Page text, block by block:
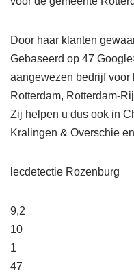
Door haar klanten
Gebaseerd op 47
aangewezen bedrijf
Rotterdam, Rotterdam-
Zij helpen u dus ook in
Kralingen & Overschie
lecdetectie Rozenburg
9,2
10
1
47